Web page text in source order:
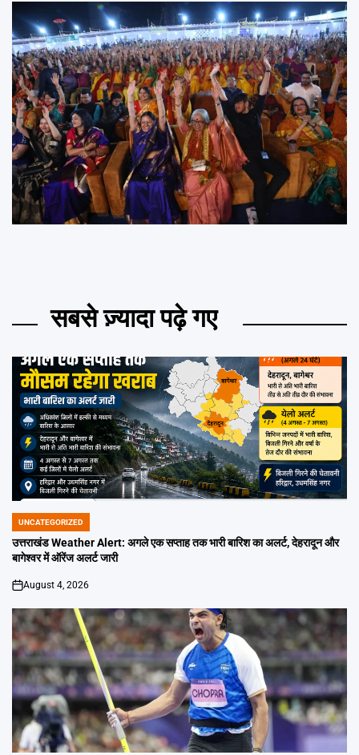
सबसे ज़्यादा पढ़े गए
POSTED
IN
UNCATEGORIZED
उत्तराखंड Weather Alert: अगले एक सप्ताह तक भारी बारिश का अलर्ट, देहरादून और
बागेश्वर में ऑरेंज अलर्ट जारी
on
August 4, 2026